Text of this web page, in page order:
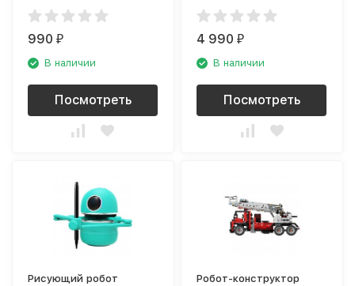
Смешариков (YNDX-
SM281)
990₽
В наличии
Посмотреть
(SG102RW)
4 990₽
В наличии
Посмотреть
Рисующий робот
Робот-конструктор